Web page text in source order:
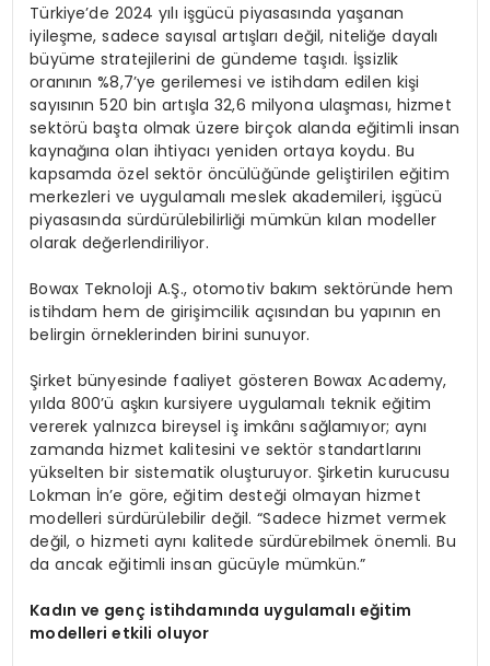
Türkiye’de 2024 yılı işgücü piyasasında yaşanan
iyileşme, sadece sayısal artışları değil, niteliğe dayalı
büyüme stratejilerini de gündeme taşıdı. İşsizlik
oranının %8,7’ye gerilemesi ve istihdam edilen kişi
sayısının 520 bin artışla 32,6 milyona ulaşması, hizmet
sektörü başta olmak üzere birçok alanda eğitimli insan
kaynağına olan ihtiyacı yeniden ortaya koydu. Bu
kapsamda özel sektör öncülüğünde geliştirilen eğitim
merkezleri ve uygulamalı meslek akademileri, işgücü
piyasasında sürdürülebilirliği mümkün kılan modeller
olarak değerlendiriliyor.
Bowax Teknoloji A.Ş., otomotiv bakım sektöründe hem
istihdam hem de girişimcilik açısından bu yapının en
belirgin örneklerinden birini sunuyor.
Şirket bünyesinde faaliyet gösteren Bowax Academy,
yılda 800’ü aşkın kursiyere uygulamalı teknik eğitim
vererek yalnızca bireysel iş imkânı sağlamıyor; aynı
zamanda hizmet kalitesini ve sektör standartlarını
yükselten bir sistematik oluşturuyor. Şirketin kurucusu
Lokman İn’e göre, eğitim desteği olmayan hizmet
modelleri sürdürülebilir değil. “Sadece hizmet vermek
değil, o hizmeti aynı kalitede sürdürebilmek önemli. Bu
da ancak eğitimli insan gücüyle mümkün.”
Kadın ve genç istihdamında uygulamalı eğitim
modelleri etkili oluyor